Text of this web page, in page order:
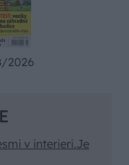
2026
v interieri.Je